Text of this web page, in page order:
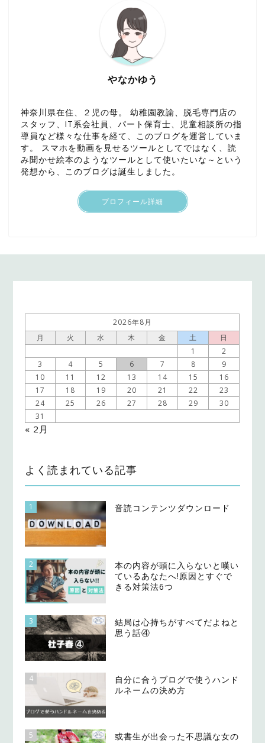
やなかゆう
神奈川県在住、２児の母。 幼稚園教諭、脱毛専門店の
スタッフ、IT系会社員、パート保育士、児童相談所の指
導員など様々な仕事を経て、このブログを運営していま
す。 スマホを動画を見せるツールとしてではなく、読
み聞かせ絵本のようなツールとして使いたいな～という
発想から、このブログは誕生しました。
プロフィール詳細
2026年8月
月
火 水 木 金 土
日
1
2
3
4 5 6 7 8
9
10
11 12 13 14 15
16
17
18 19 20 21 22
23
24
25 26 27 28 29
30
31
« 2月
よく読まれている記事
1 音読コンテンツダウンロード
2
本の内容が頭に入らないと嘆い
ているあなたへ!原因とすぐで
きる対策法6つ
3
結局は心持ちがすべてだよねと
思う話④
4
自分に合うブログで使うハンド
ルネームの決め方
5
或書生が出会った不思議な女の